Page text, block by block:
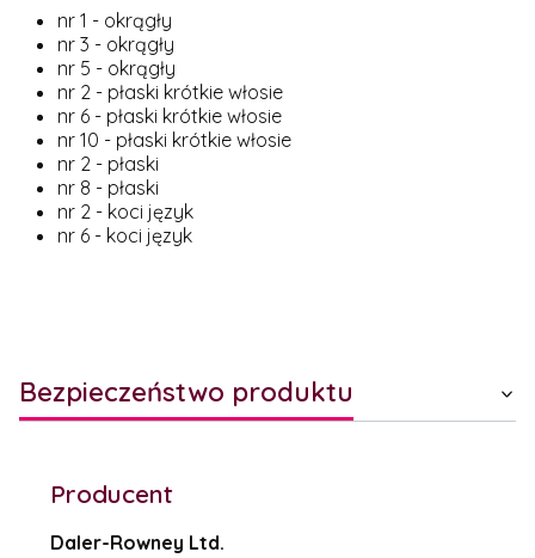
nr 1 - okrągły
nr 3 - okrągły
nr 5 - okrągły
nr 2 - płaski krótkie włosie
nr 6 - płaski krótkie włosie
nr 10 - płaski krótkie włosie
nr 2 - płaski
nr 8 - płaski
nr 2 - koci język
nr 6 - koci język
Bezpieczeństwo produktu
Producent
Daler-Rowney Ltd.